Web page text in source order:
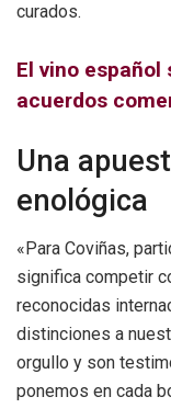
curados.
El vino
acuerdos
Una
enológica
«Para Coviñas,
significa competir
reconocidas
distinciones a
orgullo y son
ponemos en cada